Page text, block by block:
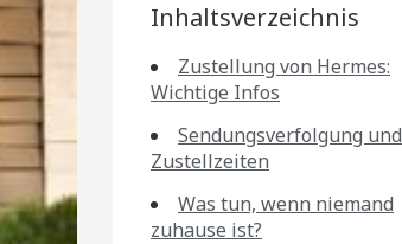
Inhaltsverzeichnis
Zustellung von Hermes:
Wichtige Infos
Sendungsverfolgung und
Zustellzeiten
Was tun, wenn niemand
zuhause ist?